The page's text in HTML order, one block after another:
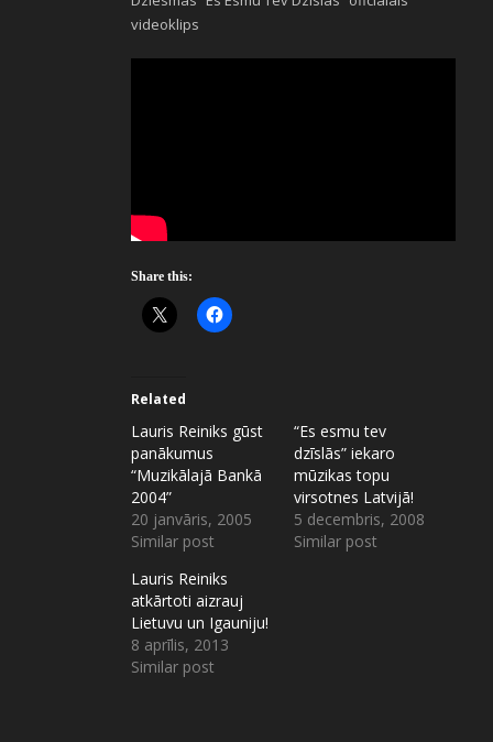
videoklips
Share this:
Related
Lauris Reiniks gūst
panākumus
“Muzikālajā Bankā
2004”
20 janvāris, 2005
Similar post
“Es esmu tev
dzīslās” iekaro
mūzikas topu
virsotnes Latvijā!
5 decembris, 2008
Similar post
Lauris Reiniks
atkārtoti aizrauj
Lietuvu un Igauniju!
8 aprīlis, 2013
Similar post